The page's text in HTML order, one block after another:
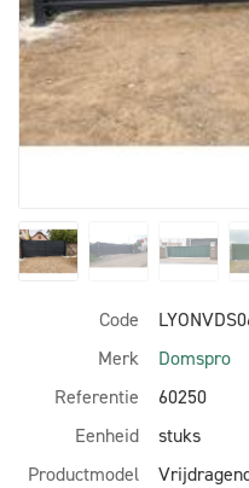
Code
Merk
Domspro
Referentie
60250
Eenheid
stuks
Productmodel